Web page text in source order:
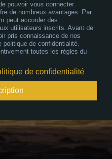
pouvoir vous connecter.
de nombreux avantages. Par
peut accorder des
utilisateurs inscrits. Avant de
pris connaissance de nos
politique de confidentialité.
toutes les règles du
de confidentialité